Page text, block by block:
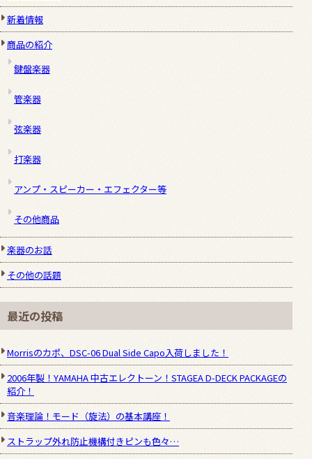
新着情報
商品の紹介
鍵盤楽器
管楽器
弦楽器
打楽器
アンプ・スピーカー・エフェクター等
その他商品
楽器のお話
その他の話題
最近の投稿
Morrisのカポ、DSC-06 Dual Side Capo入荷しました！
2006年製！YAMAHA 中古エレクトーン！STAGEA D-DECK PACKAGEの
紹介！
音楽理論！モード（旋法）の基本講座！
ストラップ外れ防止機構付きピンも色々…